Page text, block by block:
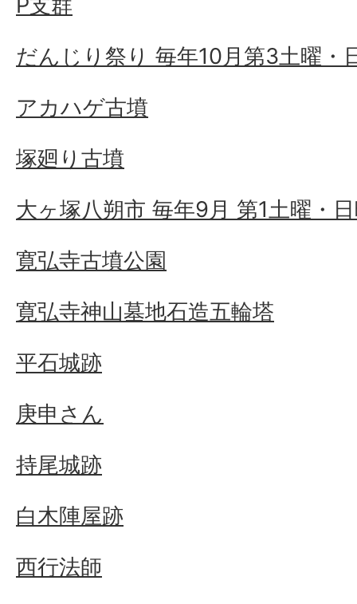
だんじり祭り 毎年10月第3土曜・
アカハゲ古墳
塚廻り古墳
大ヶ塚八朔市 毎年9月 第1土曜・
寛弘寺古墳公園
寛弘寺神山墓地石造五輪塔
平石城跡
庚申さん
持尾城跡
白木陣屋跡
西行法師